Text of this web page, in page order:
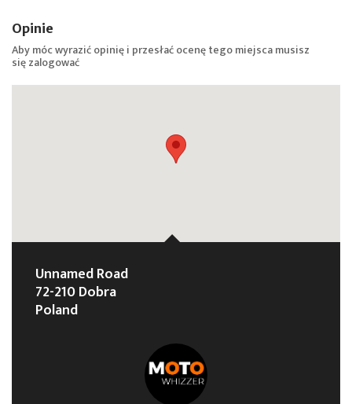
Opinie
Aby móc wyrazić opinię i przesłać ocenę tego miejsca musisz
sięzalogować
Unnamed Road
72-210 Dobra
Poland